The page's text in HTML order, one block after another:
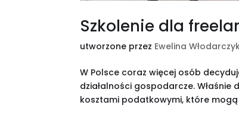
Szkolenie dla
utworzone przez Ewelina
W Polsce coraz więcej osób
działalności gospodarcze.
kosztami podatkowymi, które